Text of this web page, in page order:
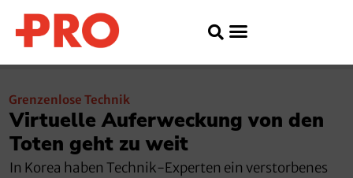
Grenzenlose Technik
Virtuelle Auferweckung von den
Toten geht zu weit
In Korea haben Technik-Experten ein verstorbenes